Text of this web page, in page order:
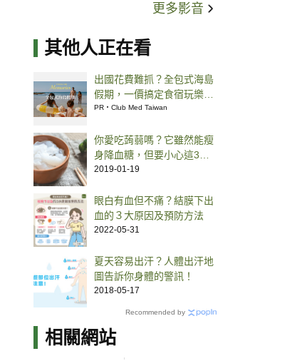
更多影音
其他人正在看
出國花費難抓？全包式海島
假期，一價搞定食宿玩樂，
省錢更省心！
PR・Club Med Taiwan
你愛吃蒟蒻嗎？它雖然能瘦
身降血糖，但要小心這3個
陷阱
2019-01-19
眼白有血但不痛？結膜下出
血的３大原因及預防方法
2022-05-31
夏天容易出汗？人體出汗地
圖告訴你身體的警訊！
2018-05-17
Recommended by
相關網站